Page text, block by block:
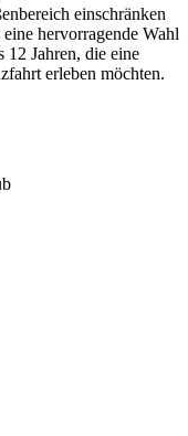
einschränken
hervorragende Wahl
Jahren, die eine
erleben möchten.